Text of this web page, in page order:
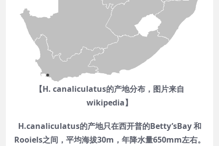
【H. canaliculatus的产地分布，图片来自
wikipedia】
H.canaliculatus的产地只在西开普的Betty’sBay 和
Rooiels之间，平均海拔30m，年降水量650mm左右。